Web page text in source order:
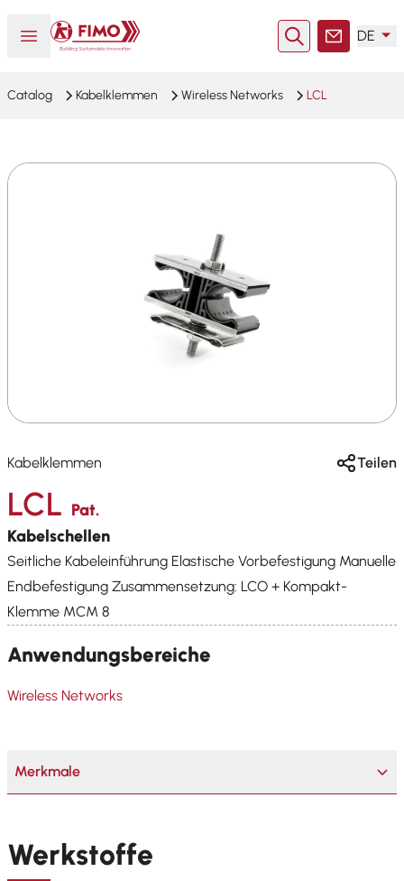
Menü öffnen oder schließen
Zurück zur Startseite
SucheKontakt
DE
Catalog Kabelklemmen Wireless Networks LCL
Kabelklemmen Teilen
LCL Pat.
Kabelschellen
Seitliche Kabeleinführung Elastische Vorbefestigung Manuelle
Endbefestigung Zusammensetzung: LCO + Kompakt-
Klemme MCM 8
Anwendungsbereiche
Wireless Networks
Merkmale
Werkstoffe